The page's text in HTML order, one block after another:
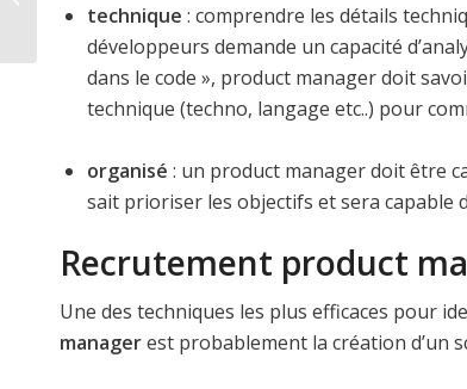
technique : comprendre les détails
développeurs demande un capacité
dans le code », product manager doit
technique (techno, langage etc..) pour
organisé : un product manager doit être
sait prioriser les objectifs et sera capable
Recrutement product
Une des techniques les plus efficaces pour
managerest probablement la création d’un
marque employeur ?